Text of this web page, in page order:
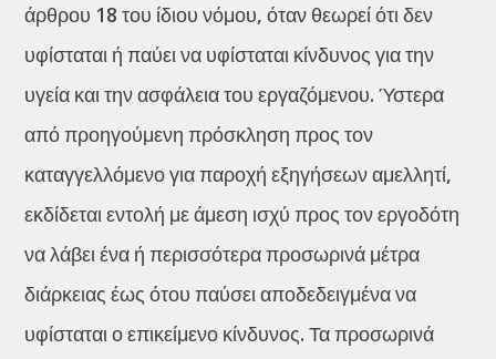
άρθρου 18 του ίδιου νόμου, όταν θεωρεί ότι δεν
υφίσταται ή παύει να υφίσταται κίνδυνος για την
υγεία και την ασφάλεια του εργαζόμενου. Ύστερα
από προηγούμενη πρόσκληση προς τον
καταγγελλόμενο για παροχή εξηγήσεων αμελλητί,
εκδίδεται εντολή με άμεση ισχύ προς τον εργοδότη
να λάβει ένα ή περισσότερα προσωρινά μέτρα
διάρκειας έως ότου παύσει αποδεδειγμένα να
υφίσταται ο επικείμενο κίνδυνος. Τα προσωρινά